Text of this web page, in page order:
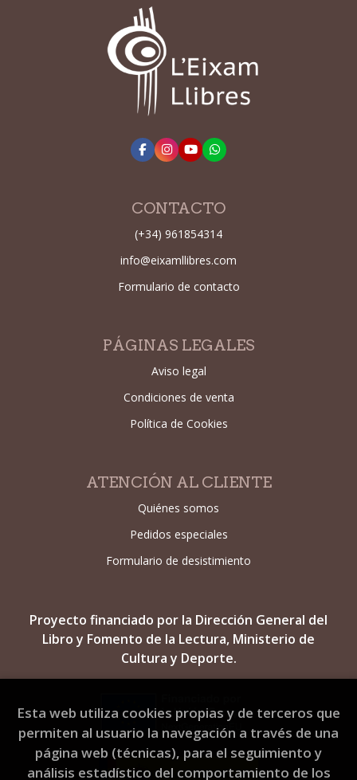
CONTACTO
(+34) 961854314
info@eixamllibres.com
Formulario de contacto
PÁGINAS LEGALES
Aviso legal
Condiciones de venta
Política de Cookies
ATENCIÓN AL CLIENTE
Quiénes somos
Pedidos especiales
Formulario de desistimiento
Proyecto financiado por la Dirección General del
Libro y Fomento de la Lectura, Ministerio de
Cultura y Deporte.
Esta web utiliza cookies propias y de terceros que
permiten al usuario la navegación a través de una
página web (técnicas), para el seguimiento y
análisis estadístico del comportamiento de los